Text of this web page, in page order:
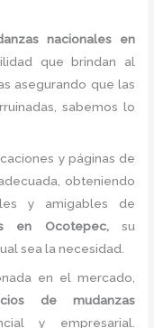
nacionalesen
que brindan al
asegurando que las
sabemos lo
y páginas de
obteniendo
y amigables de
en Ocotepec, su
sea la necesidad.
en el mercado,
de mudanzas
y empresarial.